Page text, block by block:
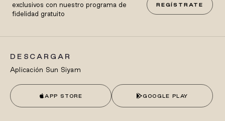
exclusivos con nuestro programa de
fidelidad gratuito
REGÍSTRATE
DESCARGAR
Aplicación Sun Siyam
APP STORE GOOGLE PLAY